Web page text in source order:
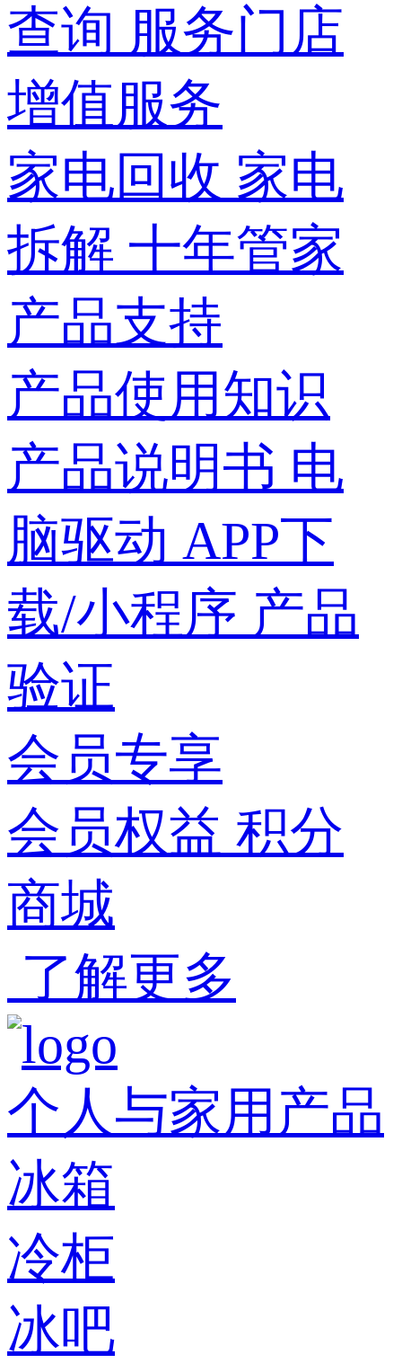
查询 服务门店
增值服务
家电回收 家电
拆解 十年管家
产品支持
产品使用知识
产品说明书 电
脑驱动 APP下
载/小程序 产品
验证
会员专享
会员权益 积分
商城
了解更多
个人与家用产品
冰箱
冷柜
冰吧